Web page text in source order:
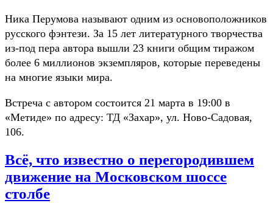
Ника Перумова называют одним из основоположников
русского фэнтези. За 15 лет литературного творчества
из-под пера автора вышли 23 книги общим тиражом
более 6 миллионов экземпляров, которые переведены
на многие языки мира.
Встреча с автором состоится 21 марта в 19:00 в
«Метиде» по адресу: ТД «Захар», ул. Ново-Садовая,
106.
Всё, что известно о перегородившем
движение на Московском шоссе
столбе